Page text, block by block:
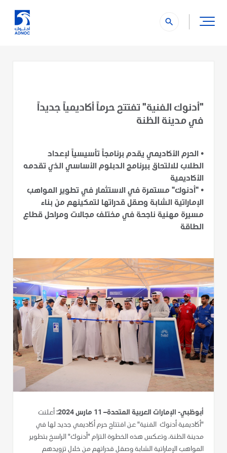
search
"أدنوك الفنية" تفتتح حرماً أكاديمياً جديداً
في مدينة الظنة
• الحرم الأكاديمي يقدم برنامجاً تأسيسياً لإعداد
الطلاب للالتحاق ببرنامج الدبلوم الأساسي الذي تقدمه
الأكاديمية
• "أدنوك" مستمرة في الاستثمار في تطوير المواهب
الإماراتية الشابة وصقل قدراتها لتمكينهم من بناء
مسيرة مهنية ناجحة في مختلف مجالات ومراحل قطاع
الطاقة
أبوظبي- الإمارات العربية المتحدة– 11 مارس 2024:
أعلنت
"أكاديمية أدنوك الفنية" عن افتتاح حرم أكاديمي جديد لها في
مدينة الظنة. وتعكس هذه الخطوة التزام "أدنوك" الراسخ بتطوير
المواهب الإماراتية الشابة وصقل قدراتهم من خلال تزويدهم